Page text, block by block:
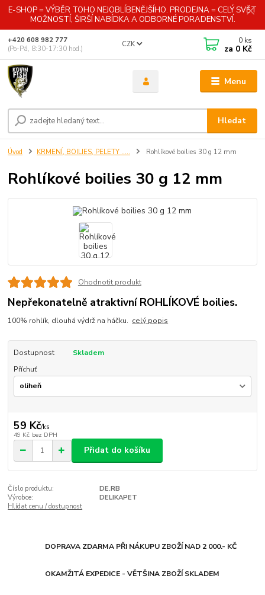
E-SHOP = VÝBĚR TOHO NEJOBLÍBENĚJŠÍHO. PRODEJNA = CELÝ SVĚT
MOŽNOSTÍ, ŠIRŠÍ NABÍDKA A ODBORNÉ PORADENSTVÍ.
Menu
CZK
Hledat
+420 608 982 777
(Po-Pá, 8:30-17:30 hod.)
0 ks
za 0 Kč
Úvod KRMENÍ, BOILIES, PELETY ..... Rohlíkové boilies 30 g 12 mm
Rohlíkové boilies 30 g 12 mm
Ohodnotit produkt
Nepřekonatelně atraktivní ROHLÍKOVÉ boilies.
100% rohlík, dlouhá výdrž na háčku. celý popis
Dostupnost
Skladem
Příchuť
59 Kč/ks
49 Kč bez DPH
Přidat do košíku
Číslo produktu:
DE.RB
Výrobce:
DELIKAPET
Hlídat cenu / dostupnost
DOPRAVA ZDARMA PŘI NÁKUPU ZBOŽÍ NAD 2 000.- KČ
OKAMŽITÁ EXPEDICE - VĚTŠINA ZBOŽÍ SKLADEM